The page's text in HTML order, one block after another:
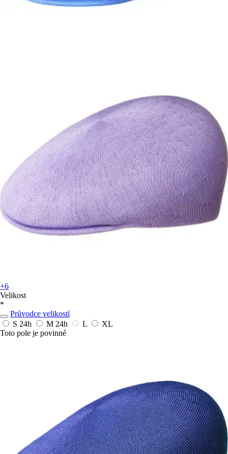
+6
Velikost
*
Průvodce velikostí
S 24h M 24h L
XL
Toto pole je povinné